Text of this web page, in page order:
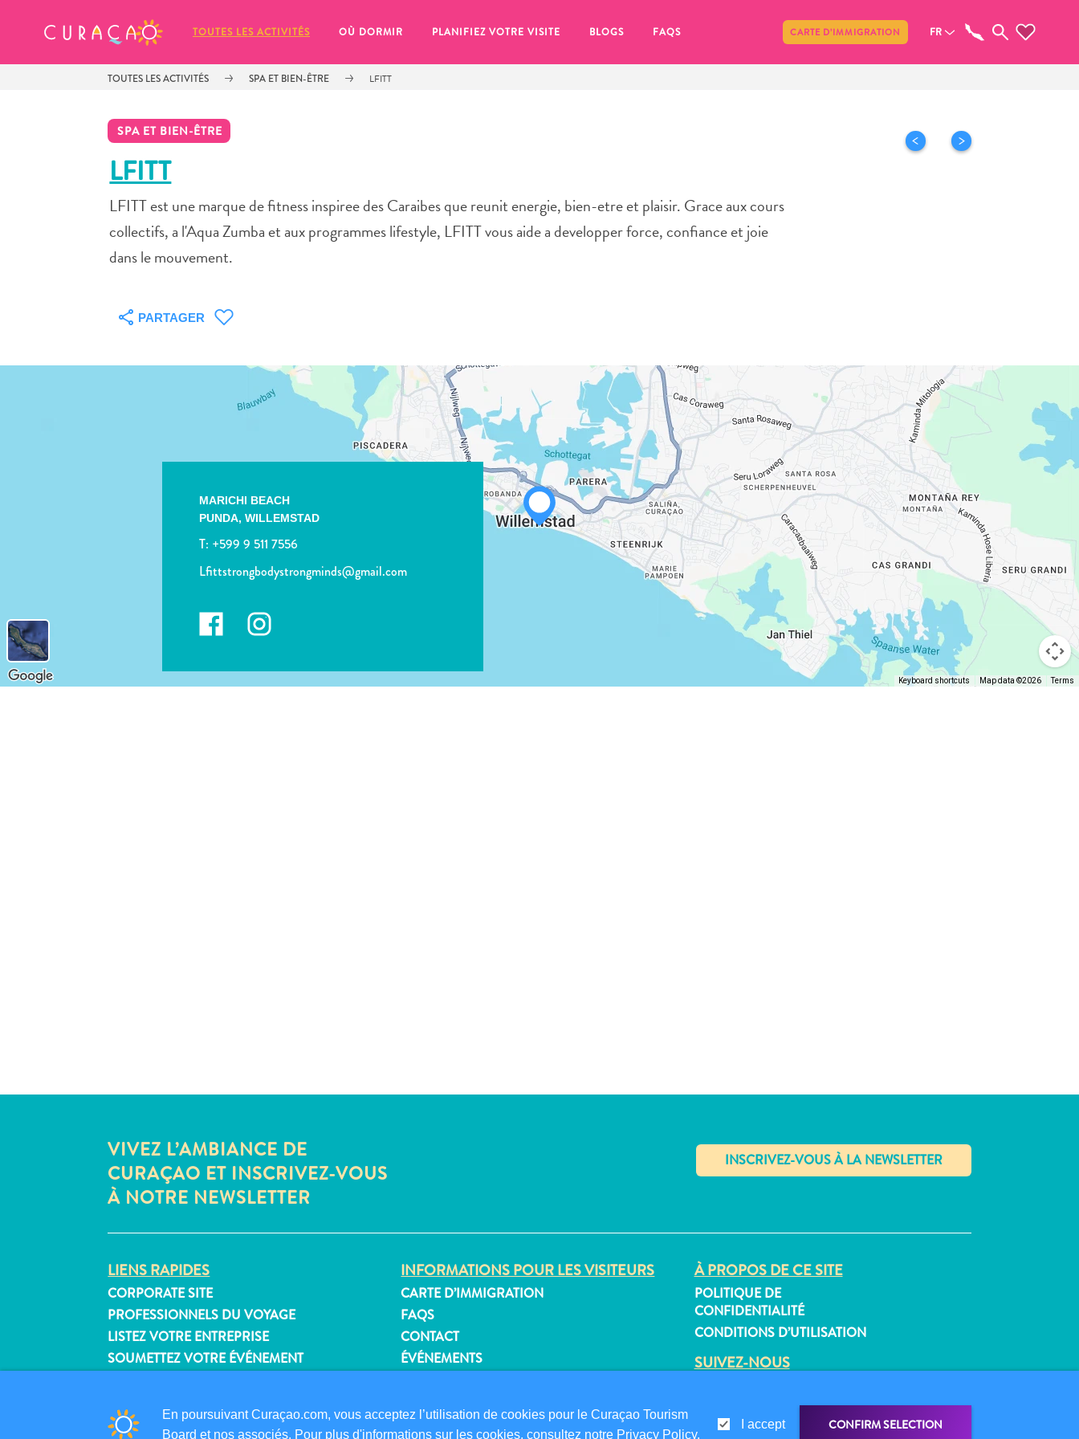
TOUTES LES ACTIVITÉS OÙ DORMIR PLANIFIEZ VOTRE VISITE BLOGS FAQS CARTE D’IMMIGRATION FR
TOUTES LES ACTIVITÉS SPA ET BIEN-ÊTRE LFITT
SPA ET BIEN-ÊTRE
LFITT
LFITT est une marque de fitness inspiree des Caraibes que reunit energie, bien-etre et plaisir. Grace aux cours
collectifs, a l'Aqua Zumba et aux programmes lifestyle, LFITT vous aide a developper force, confiance et joie
dans le mouvement.
PARTAGER
WHATSAPP
MARICHI BEACH
PUNDA,WILLEMSTAD
T: +599 9 511 7556
Lfittstrongbodystrongminds@gmail.com
Keyboard shortcuts Map data ©2026 Terms
VIVEZ L’AMBIANCE DE
CURAÇAO ET INSCRIVEZ-VOUS
À NOTRE NEWSLETTER
✕
LIENS RAPIDES
CORPORATE SITE
PROFESSIONNELS DU VOYAGE
LISTEZ VOTRE ENTREPRISE
SOUMETTEZ VOTRE ÉVÉNEMENT
INFORMATIONS POUR LES VISITEURS
CARTE D’IMMIGRATION
FAQS
CONTACT
ÉVÉNEMENTS
À PROPOS DE CE SITE
POLITIQUE DE
CONFIDENTIALITÉ
CONDITIONS D’UTILISATION
SUIVEZ-NOUS
En poursuivant Curaçao.com, vous acceptez l’utilisation de cookies pour le Curaçao Tourism
Board et nos associés. Pour plus d'informations sur les cookies, consultez notre Privacy Policy.
I accept CONFIRM SELECTION
MES FAVORIS Partager
It looks like you haven’t saved any
of your favorite places to stay yet.
Chaque fois que vous souhaitez enregistrer quelque chose pour plus tard, assurez-vous de cliquer sur le